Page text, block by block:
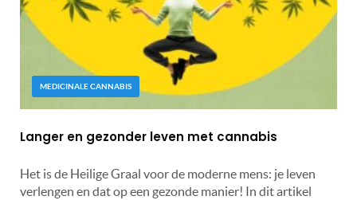
MEDICINALE CANNABIS
Langer en gezonder leven met cannabis
Het is de Heilige Graal voor de moderne mens: je leven
verlengen en dat op een gezonde manier! In dit artikel